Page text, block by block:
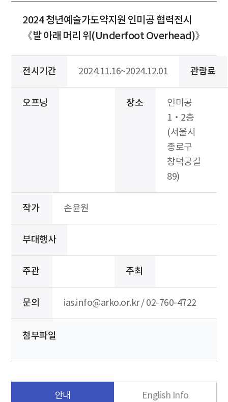
2024 청년예술가도약지원 인미공 협력전시
《발 아래 머리 위(Underfoot Overhead)》
전시기간 2024.11.16~2024.12.01 관람료
오프닝 장소
인미공
1‧2층
(서울시
종로구
창덕궁길
89)
작가 손윤원
부대행사
주관 주최
문의 ias.info@arko.or.kr / 02-760-4722
첨부파일
안내 English Info